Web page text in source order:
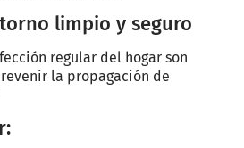
limpio y seguro
regular del hogar son
la propagación de